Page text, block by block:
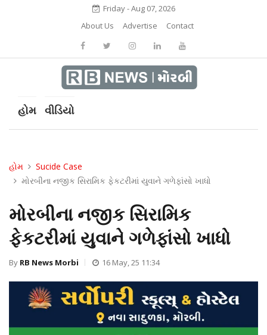
Friday - Aug 07, 2026
About Us
Advertise Contact
હોમ વીડિયો
હોમ
Sucide Case
મોરબીના નજીક સિરામિક ફેકટરીમાં યુવાને ગળેફાંસો ખાધો
મોરબીના નજીક સિરામિક
ફેકટરીમાં યુવાને ગળેફાંસો ખાધો
By RB News Morbi 16 May, 25 11:34